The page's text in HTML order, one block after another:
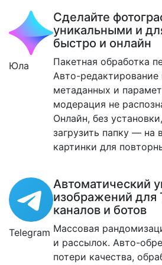
Юла
Сделайте
уникальными и
быстро и онлайн
Пакетная обработка
Авто-редактирование
метаданных и
модерация не
Онлайн, без
загрузить папку — на
картинки для
Telegram
Автоматический
изображений для
каналов и ботов
Массовая
и рассылок. Авто-
потери качества,